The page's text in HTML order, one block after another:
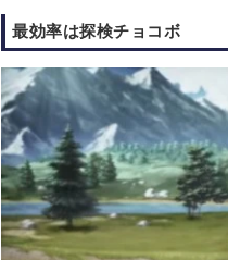
最効率は探検チョコボ